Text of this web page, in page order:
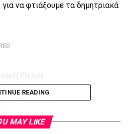
να φτιάξουμε τα δημητριακά
Εγκυμοσύνη
READING
MAY LIKE